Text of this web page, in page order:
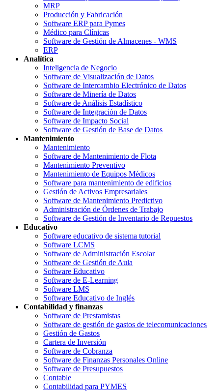
MRP
Producción y Fabricación
Software ERP para Pymes
Médico para Clínicas
Software de Gestión de Almacenes - WMS
ERP
Analítica
Inteligencia de Negocio
Software de Visualización de Datos
Software de Intercambio Electrónico de Datos
Software de Minería de Datos
Software de Análisis Estadístico
Software de Integración de Datos
Software de Impacto Social
Software de Gestión de Base de Datos
Mantenimiento
Mantenimiento
Software de Mantenimiento de Flota
Mantenimiento Preventivo
Mantenimiento de Equipos Médicos
Software para mantenimiento de edificios
Gestión de Activos Empresariales
Software de Mantenimiento Predictivo
Administración de Órdenes de Trabajo
Software de Gestión de Inventario de Repuestos
Educativo
Software educativo de sistema tutorial
Software LCMS
Software de Administración Escolar
Software de Gestión de Aula
Software Educativo
Software de E-Learning
Software LMS
Software Educativo de Inglés
Contabilidad y finanzas
Software de Prestamistas
Software de gestión de gastos de telecomunicaciones
Gestión de Gastos
Cartera de Inversión
Software de Cobranza
Software de Finanzas Personales Online
Software de Presupuestos
Contable
Contabilidad para PYMES